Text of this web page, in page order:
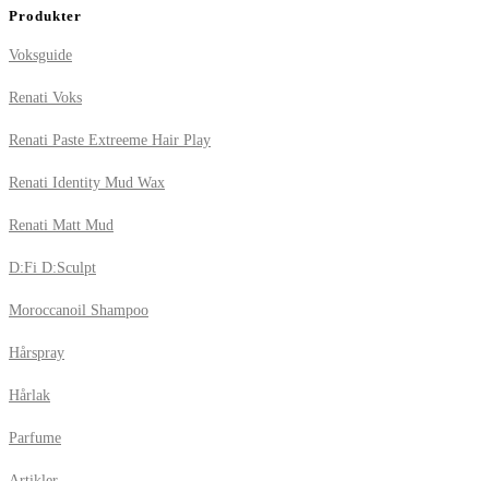
Produkter
Voksguide
Renati Voks
Renati Paste Extreeme Hair Play
Renati Identity Mud Wax
Renati Matt Mud
D:Fi D:Sculpt
Moroccanoil Shampoo
Hårspray
Hårlak
Parfume